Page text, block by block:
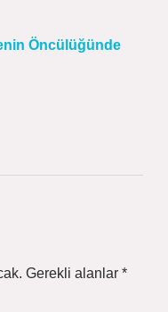
Öncülüğünde
Gerekli alanlar *